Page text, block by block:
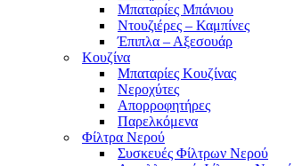
Μπαταρίες Μπάνιου
Ντουζιέρες – Καμπίνες
Έπιπλα – Αξεσουάρ
Κουζίνα
Μπαταρίες Κουζίνας
Νεροχύτες
Απορροφητήρες
Παρελκόμενα
Φίλτρα Νερού
Συσκευές Φίλτρων Νερού